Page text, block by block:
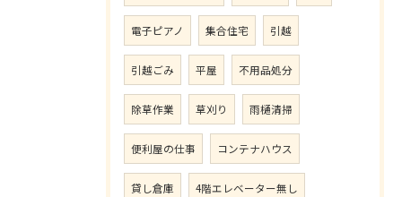
電子ピアノ 集合住宅 引越
引越ごみ 平屋 不用品処分
除草作業 草刈り 雨樋清掃
便利屋の仕事 コンテナハウス
貸し倉庫 4階エレベーター無し